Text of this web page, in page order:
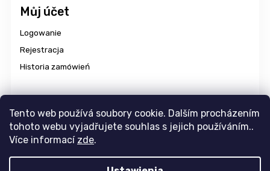
Tento web používá soubory cookie. Dalším procházením
tohoto webu vyjadřujete souhlas s jejich používáním..
Více informací zde.
Můj účet
Logowanie
Rejestracja
Historia zamówień